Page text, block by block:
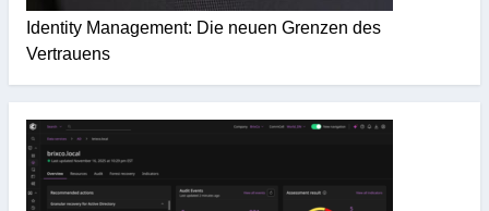
Identity Management: Die neuen Grenzen des
Vertrauens